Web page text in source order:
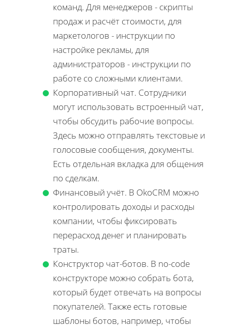
команд. Для менеджеров - скрипты
продаж и расчёт стоимости, для
маркетологов - инструкции по
настройке рекламы, для
администраторов - инструкции по
работе со сложными клиентами.
Корпоративный чат. Сотрудники
могут использовать встроенный чат,
чтобы обсудить рабочие вопросы.
Здесь можно отправлять текстовые и
голосовые сообщения, документы.
Есть отдельная вкладка для общения
по сделкам.
Финансовый учёт. В OkoCRM можно
контролировать доходы и расходы
компании, чтобы фиксировать
перерасход денег и планировать
траты.
Конструктор чат-ботов. В no-code
конструкторе можно собрать бота,
который будет отвечать на вопросы
покупателей. Также есть готовые
шаблоны ботов, например, чтобы